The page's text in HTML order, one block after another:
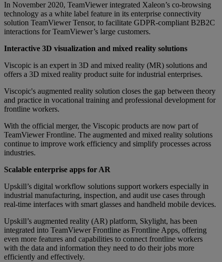
In November 2020, TeamViewer integrated Xaleon’s co-browsing
technology as a white label feature in its enterprise connectivity
solution TeamViewer Tensor, to facilitate GDPR-compliant B2B2C
interactions for TeamViewer’s large customers.
Interactive 3D visualization and mixed reality solutions
Viscopic is an expert in 3D and mixed reality (MR) solutions and
offers a 3D mixed reality product suite for industrial enterprises.
Viscopic's augmented reality solution closes the gap between theory
and practice in vocational training and professional development for
frontline workers.
With the official merger, the Viscopic products are now part of
TeamViewer Frontline. The augmented and mixed reality solutions
continue to improve work efficiency and simplify processes across
industries.
Scalable enterprise apps for AR
Upskill’s digital workflow solutions support workers especially in
industrial manufacturing, inspection, and audit use cases through
real-time interfaces with smart glasses and handheld mobile devices.
Upskill’s augmented reality (AR) platform, Skylight, has been
integrated into TeamViewer Frontline as Frontline Apps, offering
even more features and capabilities to connect frontline workers
with the data and information they need to do their jobs more
efficiently and effectively.